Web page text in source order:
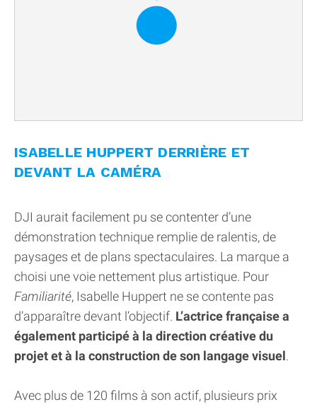
ISABELLE HUPPERT DERRIÈRE ET
DEVANT LA CAMÉRA
DJI aurait facilement pu se contenter d’une
démonstration technique remplie de ralentis, de
paysages et de plans spectaculaires. La marque a
choisi une voie nettement plus artistique. Pour
Familiarité, Isabelle Huppert ne se contente pas
d’apparaître devant l’objectif. L’actrice française a
également participé à la direction créative du
projet et à la construction de son langage visuel.
Avec plus de 120 films à son actif, plusieurs prix